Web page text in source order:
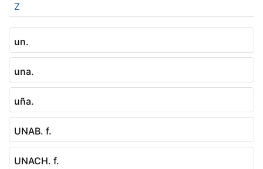
Z
un.
una.
uña.
UNAB. f.
UNACH. f.